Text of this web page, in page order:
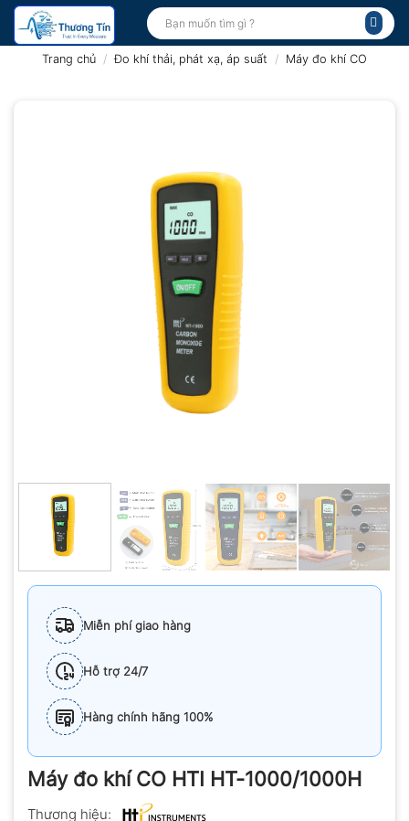
Bỏ
qua
Tìm
kiếm:
Trang chủ / Đo khí thải, phát xạ, áp suất / Máy đo khí CO
Miễn phí giao hàng
Hỗ trợ 24/7
Hàng chính hãng 100%
Máy đo khí CO HTI HT-1000/1000H
Thương hiệu: